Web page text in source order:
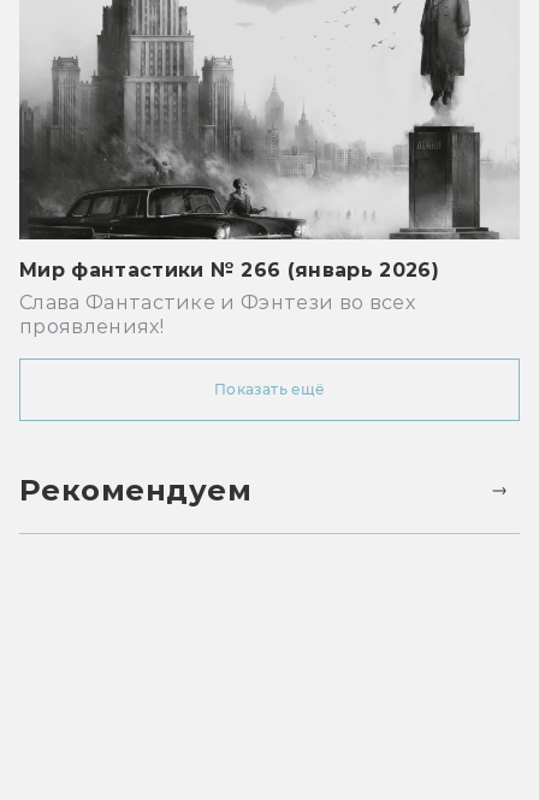
Мир фантастики № 266 (январь 2026)
Слава Фантастике и Фэнтези во всех
проявлениях!
Показать ещё
Рекомендуем